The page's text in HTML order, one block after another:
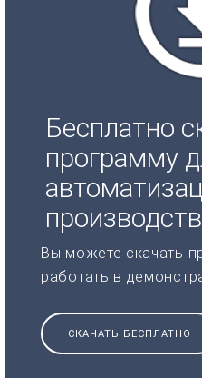
Бесплатно
программу
Вы можете скачать
работать в
СКАЧАТЬ БЕСПЛАТНО